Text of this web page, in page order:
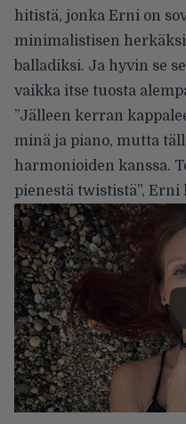
hitistä, jonka Erni on
minimalistisen
balladiksi. Ja hyvin se
vaikka itse tuosta
”Jälleen kerran
minä ja piano, mutta
harmonioiden kanssa.
pienestä twististä”, Erni